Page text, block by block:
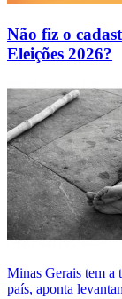
Não fiz o
Eleições 2026?
Minas Gerais tem a
país, aponta